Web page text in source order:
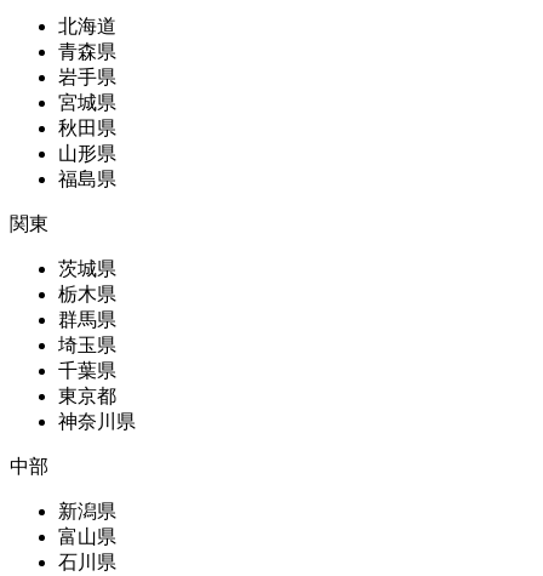
北海道
青森県
岩手県
宮城県
秋田県
山形県
福島県
関東
茨城県
栃木県
群馬県
埼玉県
千葉県
東京都
神奈川県
中部
新潟県
富山県
石川県